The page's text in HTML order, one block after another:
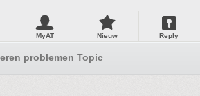
MyAT Nieuw Reply
problemen Topic